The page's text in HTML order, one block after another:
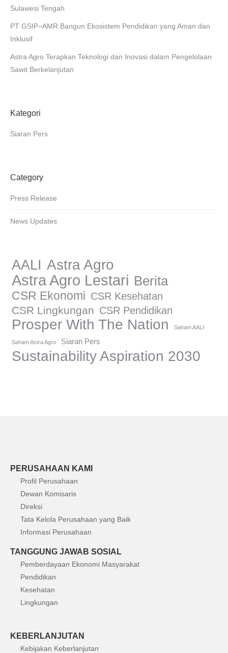
Sulawesi Tengah
PT GSIP–AMR Bangun Ekosistem Pendidikan yang Aman dan
Inklusif
Astra Agro Terapkan Teknologi dan Inovasi dalam Pengelolaan
Sawit Berkelanjutan
Kategori
Siaran Pers
Category
Press Release
News Updates
AALI Astra Agro
Astra Agro Lestari Berita
CSR Ekonomi CSR Kesehatan
CSR Lingkungan CSR Pendidikan
Prosper With The Nation Saham AALI
Saham Astra Agro Siaran Pers
Sustainability Aspiration 2030
PERUSAHAAN KAMI
Profil Perusahaan
Dewan Komisaris
Direksi
Tata Kelola Perusahaan yang Baik
Informasi Perusahaan
TANGGUNG JAWAB SOSIAL
Pemberdayaan Ekonomi Masyarakat
Pendidikan
Kesehatan
Lingkungan
KEBERLANJUTAN
Kebijakan Keberlanjutan